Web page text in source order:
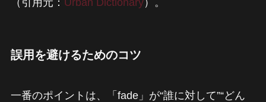
（引用元： Urban Dictionary）。
誤用を避けるためのコツ
一番のポイントは、「fade」が“誰に対して”“どん